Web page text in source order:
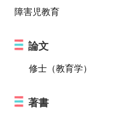
障害児教育
論文
修士（教育学）
著書